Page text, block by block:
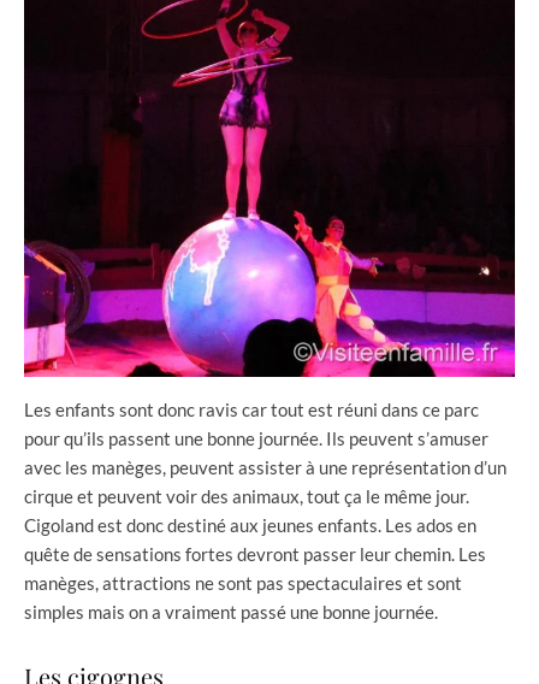
Les enfants sont donc ravis car tout est réuni dans ce parc
pour qu’ils passent une bonne journée. Ils peuvent s’amuser
avec les manèges, peuvent assister à une représentation d’un
cirque et peuvent voir des animaux, tout ça le même jour.
Cigoland est donc destiné aux jeunes enfants. Les ados en
quête de sensations fortes devront passer leur chemin. Les
manèges, attractions ne sont pas spectaculaires et sont
simples mais on a vraiment passé une bonne journée.
Les cigognes